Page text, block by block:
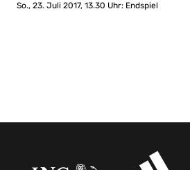
So., 23. Juli 2017, 13.30 Uhr: Endspiel